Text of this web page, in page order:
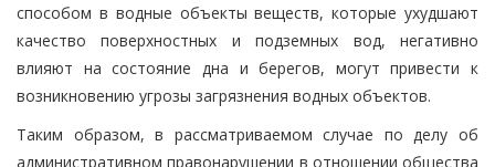
способом в водные объекты веществ, которые ухудшают
качество поверхностных и подземных вод, негативно
влияют на состояние дна и берегов, могут привести к
возникновению угрозы загрязнения водных объектов.
Таким образом, в рассматриваемом случае по делу об
административном правонарушении в отношении общества